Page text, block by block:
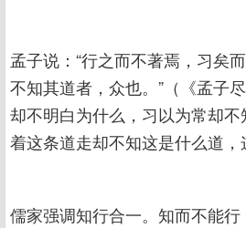
孟子说：“行之而不著焉，习矣
不知其道者，众也。”（《孟子
却不明白为什么，习以为常却
着这条道走却不知这是什么道，
儒家强调知行合一。知而不能